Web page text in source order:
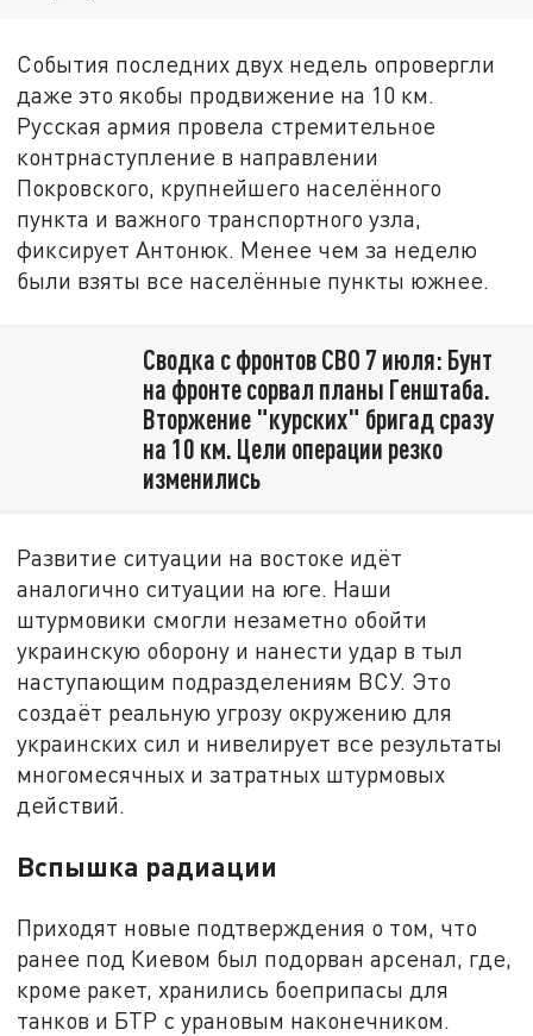
События последних двух недель опровергли
даже это якобы продвижение на 10 км.
Русская армия провела стремительное
контрнаступление в направлении
Покровского, крупнейшего населённого
пункта и важного транспортного узла,
фиксирует Антонюк. Менее чем за неделю
были взяты все населённые пункты южнее.
Сводка с фронтов СВО 7 июля: Бунт
на фронте сорвал планы Генштаба.
Вторжение "курских" бригад сразу
на 10 км. Цели операции резко
изменились
Развитие ситуации на востоке идёт
аналогично ситуации на юге. Наши
штурмовики смогли незаметно обойти
украинскую оборону и нанести удар в тыл
наступающим подразделениям ВСУ. Это
создаёт реальную угрозу окружению для
украинских сил и нивелирует все результаты
многомесячных и затратных штурмовых
действий.
Вспышка радиации
Приходят новые подтверждения о том, что
ранее под Киевом был подорван арсенал, где,
кроме ракет, хранились боеприпасы для
танков и БТР с урановым наконечником.